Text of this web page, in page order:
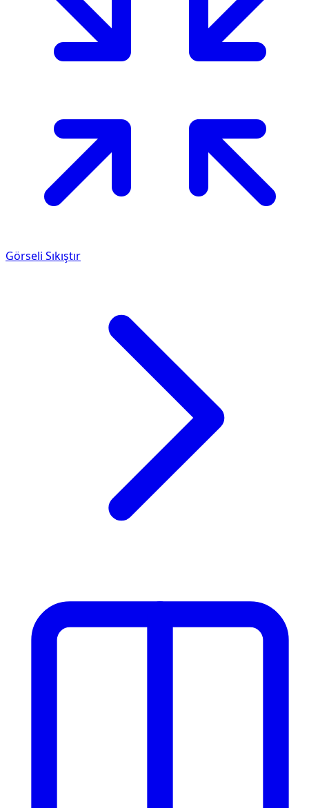
Görseli Sıkıştır